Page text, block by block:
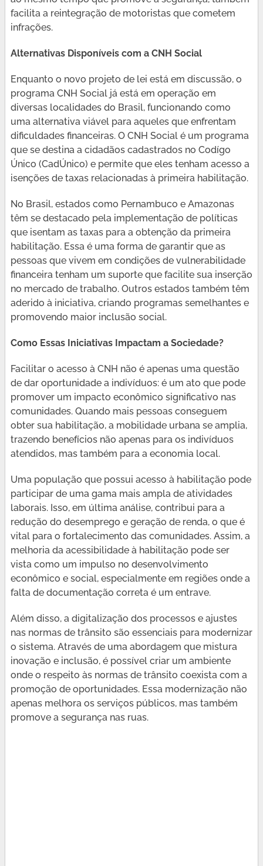
facilita a reintegração de motoristas que cometem
infrações.
Alternativas Disponíveis com a CNH Social
Enquanto o novo projeto de lei está em discussão, o
programa CNH Social já está em operação em
diversas localidades do Brasil, funcionando como
uma alternativa viável para aqueles que enfrentam
dificuldades financeiras. O CNH Social é um programa
que se destina a cidadãos cadastrados no Codígo
Único (CadÚnico) e permite que eles tenham acesso a
isenções de taxas relacionadas à primeira habilitação.
No Brasil, estados como Pernambuco e Amazonas
têm se destacado pela implementação de políticas
que isentam as taxas para a obtenção da primeira
habilitação. Essa é uma forma de garantir que as
pessoas que vivem em condições de vulnerabilidade
financeira tenham um suporte que facilite sua inserção
no mercado de trabalho. Outros estados também têm
aderido à iniciativa, criando programas semelhantes e
promovendo maior inclusão social.
Como Essas Iniciativas Impactam a Sociedade?
Facilitar o acesso à CNH não é apenas uma questão
de dar oportunidade a indivíduos: é um ato que pode
promover um impacto econômico significativo nas
comunidades. Quando mais pessoas conseguem
obter sua habilitação, a mobilidade urbana se amplia,
trazendo benefícios não apenas para os indivíduos
atendidos, mas também para a economia local.
Uma população que possui acesso à habilitação pode
participar de uma gama mais ampla de atividades
laborais. Isso, em última análise, contribui para a
redução do desemprego e geração de renda, o que é
vital para o fortalecimento das comunidades. Assim, a
melhoria da acessibilidade à habilitação pode ser
vista como um impulso no desenvolvimento
econômico e social, especialmente em regiões onde a
falta de documentação correta é um entrave.
Além disso, a digitalização dos processos e ajustes
nas normas de trânsito são essenciais para modernizar
o sistema. Através de uma abordagem que mistura
inovação e inclusão, é possível criar um ambiente
onde o respeito às normas de trânsito coexista com a
promoção de oportunidades. Essa modernização não
apenas melhora os serviços públicos, mas também
promove a segurança nas ruas.